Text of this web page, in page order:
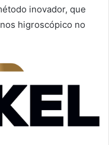
inovador, que
higroscópico no